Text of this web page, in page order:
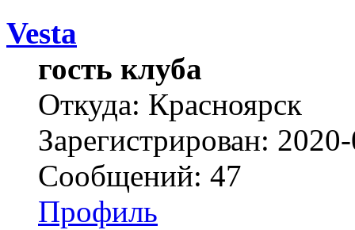
Vesta
гость клуба
Откуда: Красноярск
Зарегистрирован:
Сообщений: 47
Профиль